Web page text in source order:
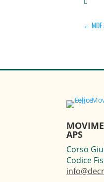

←
APS
Corso
Codice